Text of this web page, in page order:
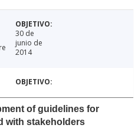
30 de
junio de
2014
of guidelines for
with stakeholders